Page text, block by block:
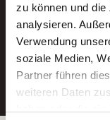
zu können und
analysieren.
Verwendung
soziale Medien,
Partner führen
weiteren Daten
Ein